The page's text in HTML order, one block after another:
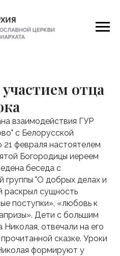
отца
взаимодействия ГУР
с Белорусской
февраля настоятелем
Богородицы иереем
беседа с
группы "О добрых делах и
раскрыл сущность
поступки», «любовь к
Дети с большим
отвечали на его
сказке. Уроки
формируют у